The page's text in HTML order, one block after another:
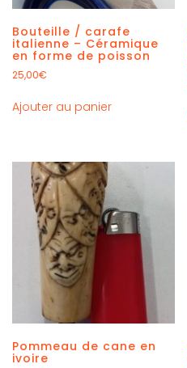
Bouteille / carafe
italienne – Céramique
en forme de poisson
25,00€
Ajouter au panier
Pommeau de cane en
ivoire